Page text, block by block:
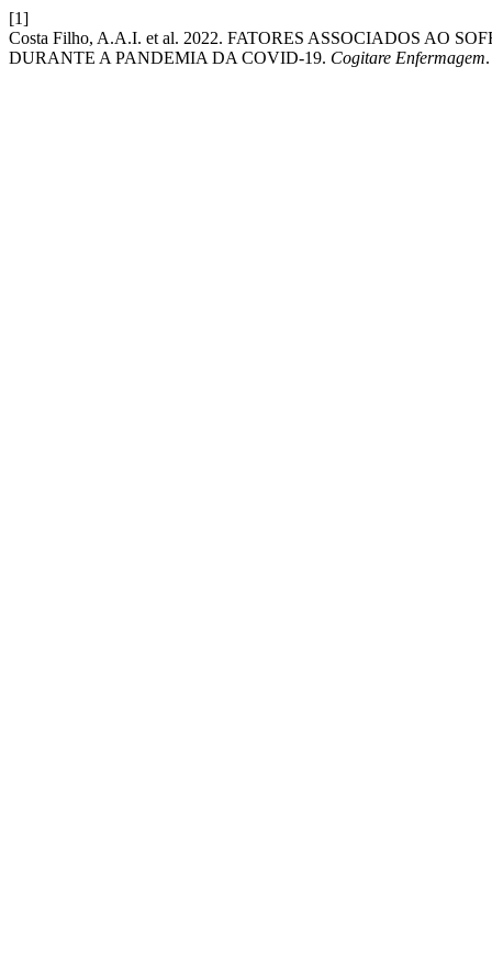
[1]
Costa Filho, A.A.I. et al. 2022. FATORES ASSOCIADOS AO
DURANTE A PANDEMIA DA COVID-19. Cogitare Enfermagem